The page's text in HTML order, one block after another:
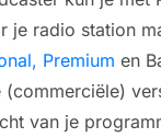
je radio station
Premium en
van je